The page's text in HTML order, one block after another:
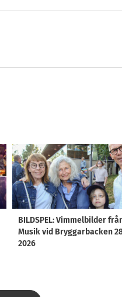
BILDSPEL: Vimmelbilder
Musik vid Bryggarbacken
2026